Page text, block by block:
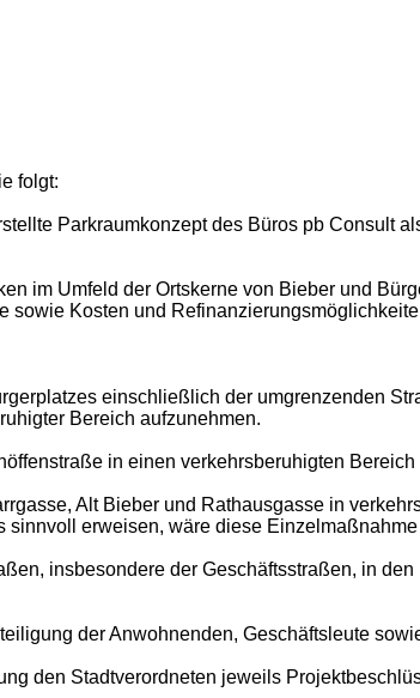
folgt:
Parkraumkonzept des Büros pb Consult
im Umfeld der Ortskerne von Bieber und
sowie Kosten und
einschließlich der umgrenzenden
Bereich aufzunehmen.
in einen verkehrsberuhigten Bereich
Alt Bieber und Rathausgasse in
erweisen, wäre diese
insbesondere der Geschäftsstraßen, in
der Anwohnenden, Geschäftsleute
den Stadtverordneten jeweils